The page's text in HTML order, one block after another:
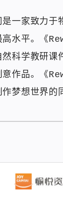
一家致力
高水平。《
科学教研
意作品。《
梦想世界的